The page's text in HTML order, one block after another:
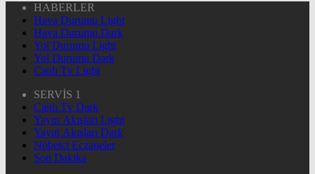
HABERLER
Hava Durumu Light
Hava Durumu Dark
Yol Durumu Light
Yol Durumu Dark
Canlı Tv Light
SERVİS 1
Canlı Tv Dark
Yayın Akışları Light
Yayın Akışları Dark
Nöbetçi Eczaneler
Son Dakika